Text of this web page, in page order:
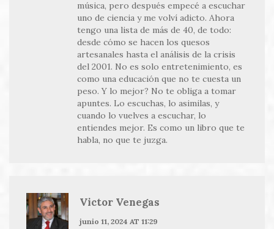
música, pero después empecé a escuchar
uno de ciencia y me volví adicto. Ahora
tengo una lista de más de 40, de todo:
desde cómo se hacen los quesos
artesanales hasta el análisis de la crisis
del 2001. No es solo entretenimiento, es
como una educación que no te cuesta un
peso. Y lo mejor? No te obliga a tomar
apuntes. Lo escuchas, lo asimilas, y
cuando lo vuelves a escuchar, lo
entiendes mejor. Es como un libro que te
habla, no que te juzga.
Victor Venegas
junio 11, 2024 AT 11:29